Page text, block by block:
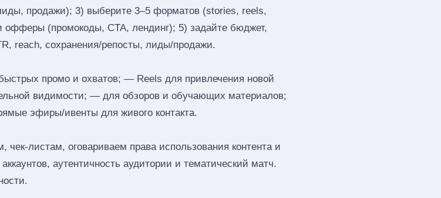
продажи); 3) выберите 3–5 форматов (stories, reels,
офферы (промокоды, CTA, лендинг); 5) задайте бюджет,
reach, сохранения/репосты, лиды/продажи.
промо и охватов; — Reels для привлечения новой
видимости; — для обзоров и обучающих материалов;
эфиры/ивенты для живого контакта.
оговариваем права использования контента и
аутентичность аудитории и тематический матч.